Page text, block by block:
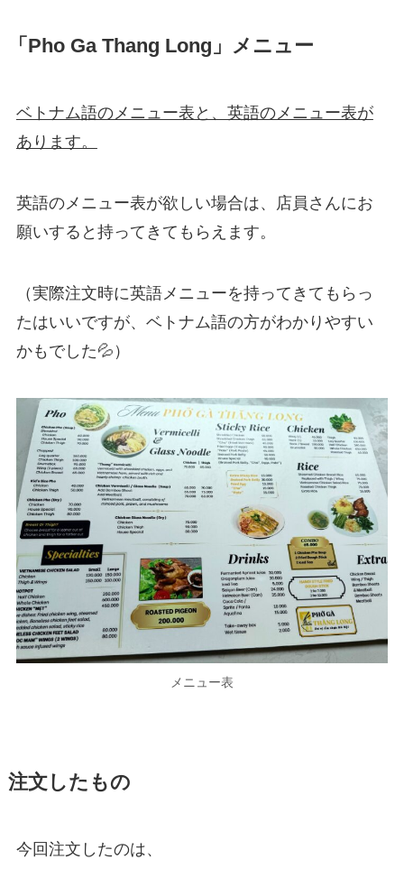
「Pho Ga Thang Long」メニュー
ベトナム語のメニュー表と、英語のメニュー表が
あります。
英語のメニュー表が欲しい場合は、店員さんにお
願いすると持ってきてもらえます。
（実際注文時に英語メニューを持ってきてもらっ
たはいいですが、ベトナム語の方がわかりやすい
かもでした💦）
メニュー表
注文したもの
今回注文したのは、